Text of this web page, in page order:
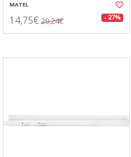
MATEL
14,75€ 20,24€ - 27%